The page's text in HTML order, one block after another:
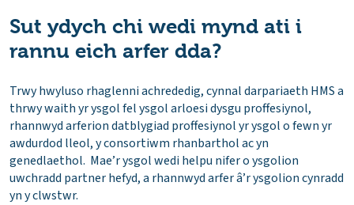
Sut ydych chi wedi mynd ati i
rannu eich arfer dda?
Trwy hwyluso rhaglenni achrededig, cynnal darpariaeth HMS a
thrwy waith yr ysgol fel ysgol arloesi dysgu proffesiynol,
rhannwyd arferion datblygiad proffesiynol yr ysgol o fewn yr
awdurdod lleol, y consortiwm rhanbarthol ac yn
genedlaethol. Mae’r ysgol wedi helpu nifer o ysgolion
uwchradd partner hefyd, a rhannwyd arfer â’r ysgolion cynradd
yn y clwstwr.